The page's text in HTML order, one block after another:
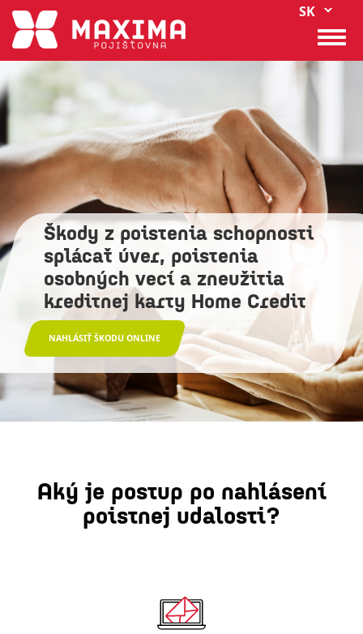
Skočiť
na
hlavný
obsah
SK List
Škody z poistenia schopnosti
splácať úver, poistenia
osobných vecí a zneužitia
kreditnej karty Home Credit
NAHLÁSIŤ ŠKODU ONLINE
poistenia
schopnosti
Aký je postup po nahlásení
poistnej udalosti?